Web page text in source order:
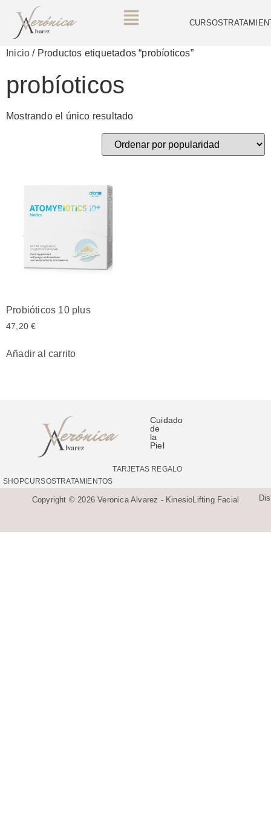
CURSOS
Inicio / Productos etiquetados “probíoticos”
probíoticos
Mostrando el único resultado
Probióticos 10 plus
47,20€
Añadir al carrito
Cuidado
de
la
Piel
SHOPCURSOSTRATAMIENTOS
TARJETAS REGALO
Copyright © 2026 Veronica Alvarez - KinesioLifting Facial